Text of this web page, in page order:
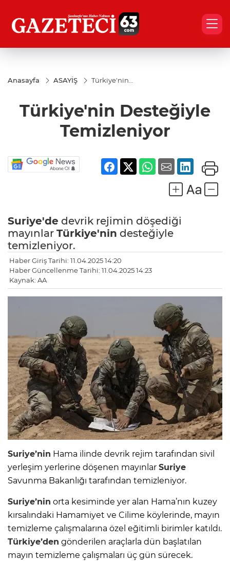
Anasayfa ASAYİŞ
Türkiye'nin
Türkiye'nin Desteğiyle
Temizleniyor
Suriye'de devrik rejimin döşediği
mayınlar Türkiye'nin desteğiyle
temizleniyor.
Haber Giriş Tarihi: 11.04.2025 14:20
Haber Güncellenme Tarihi: 11.04.2025 14:23
Kaynak: AA
Suriye’nin Hama ilinde devrik rejim tarafından sivil
yerleşim yerlerine döşenen mayınlar Suriye
Savunma Bakanlığı tarafından temizleniyor.
Suriye’nin orta kesiminde yer alan Hama’nın kuzey
kırsalındaki Hamamiyet ve Cilime köylerinde, mayın
temizleme çalışmalarına özel eğitimli birimler katıldı.
Türkiye’den gönderilen araçlarla dün başlatılan
mayın temizleme çalışmaları üç gün sürecek.